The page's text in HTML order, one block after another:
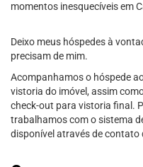
momentos inesquecíveis em
Deixo meus hóspedes à
precisam de mim.
Acompanhamos o hóspede
vistoria do imóvel, assim
check-out para vistoria final.
trabalhamos com o sistema
disponível através de contato